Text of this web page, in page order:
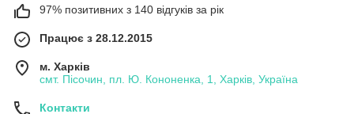
✅ Стильний дизайн: Наші чехли не тільки забезпечують
захист, але й додають стиль та елегантність вашому
дизайнів, щоб підібрати оптимальний варіант, який відповідає
вашому смаку та інтер'єру автомобіля.
✅ Висока якість: Ми пропонуємо тільки чехли, які виготовлені
97% позитивних з 140 відгуків за рік
Працює з 28.12.2015
м. Харків
смт. Пісочин, пл. Ю. Кононенка, 1, Харків, Україна
Контакти